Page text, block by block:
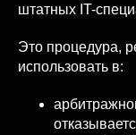
штатных IT-
Это процедура,
использовать в: